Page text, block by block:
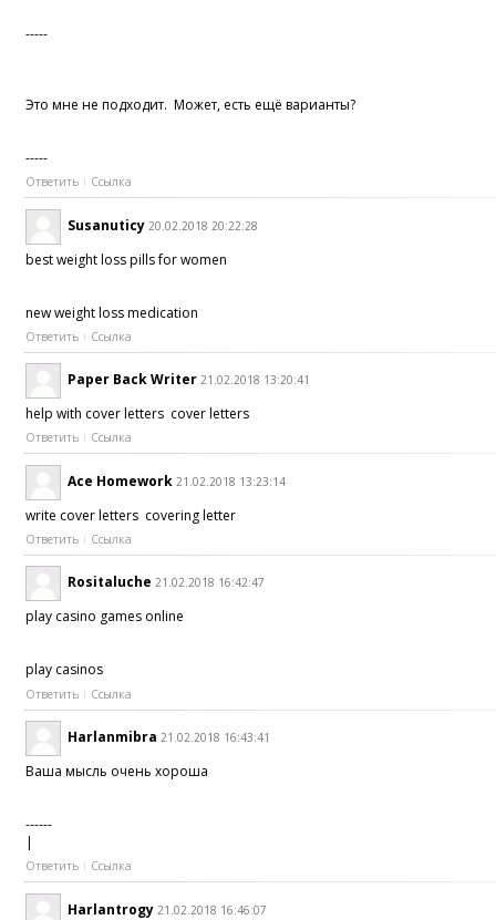
-----
Это мне не подходит. Может, есть ещё варианты?
-----
Ответить Ссылка
Susanuticy 20.02.2018 20:22:28
best weight loss pills for women
new weight loss medication
Ответить Ссылка
Paper Back Writer 21.02.2018 13:20:41
help with cover letters cover letters
Ответить Ссылка
Ace Homework 21.02.2018 13:23:14
write cover letters covering letter
Ответить Ссылка
Rositaluche 21.02.2018 16:42:47
play casino games online
play casinos
Ответить Ссылка
Harlanmibra 21.02.2018 16:43:41
Ваша мысль очень хороша
------
|
Ответить Ссылка
Harlantrogy 21.02.2018 16:46:07